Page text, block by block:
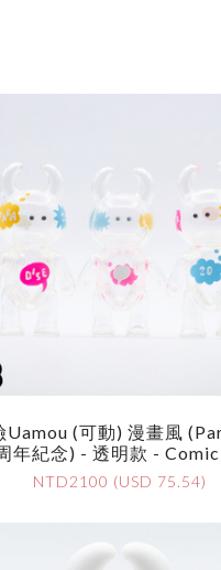
Uamou (可動) 漫畫風
年紀念) - 透明款 - Comic
UAMOU (Paradise 20
Rsary) - Clear
NTD2100 (USD 75.54)